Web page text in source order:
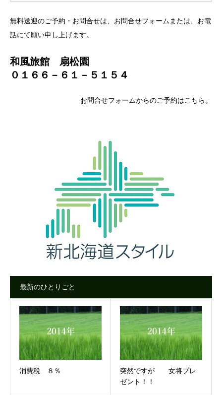
無料送迎のご予約・お問合せは、お問合せフォームまたは、お電
話にて願い申し上げます。
和風旅館 扇松園
０１６６－６１－５１５４
お問合せフォームからのご予約はこちら。
最新のひとりごと
消費税 ８％
突然ですが 女将プレ
ゼント！！